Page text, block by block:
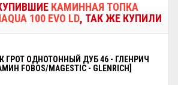
КАМИННАЯ ТОПКА
100 EVO LD, ТАК ЖЕ КУПИЛИ
ГРОТ ОДНОТОННЫЙ ДУБ 46 - ГЛЕНРИЧ
FOBOS/MAGESTIC - GLENRICH]